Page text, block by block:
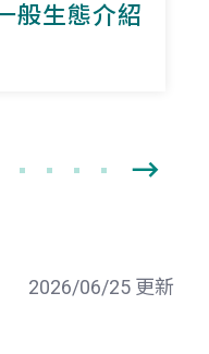
般生態介紹
2026/06/25 更新